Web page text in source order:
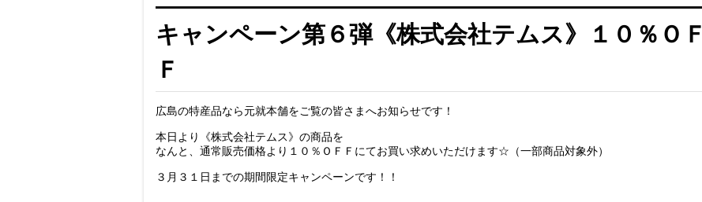
キャンペーン第６弾《株式会社テムス》１０％ＯＦ
Ｆ
広島の特産品なら元就本舗をご覧の皆さまへお知らせです！
本日より《株式会社テムス》の商品を
なんと、通常販売価格より１０％ＯＦＦにてお買い求めいただけます☆（一部商品対象外）
３月３１日までの期間限定キャンペーンです！！